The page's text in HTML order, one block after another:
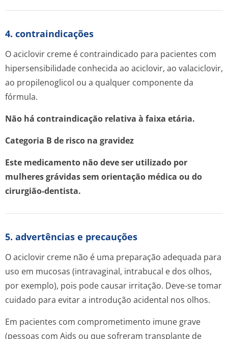
4. contraindicações
O aciclovir creme é contraindicado para pacientes com
hipersensibilidade conhecida ao aciclovir, ao valaciclovir,
ao propilenoglicol ou a qualquer componente da
fórmula.
Não há contraindicação relativa à faixa etária.
Categoria B de risco na gravidez
Este medicamento não deve ser utilizado por
mulheres grávidas sem orientação médica ou do
cirurgião-dentista.
5. advertências e precauções
O aciclovir creme não é uma preparação adequada para
uso em mucosas (intravaginal, intrabucal e dos olhos,
por exemplo), pois pode causar irritação. Deve-se tomar
cuidado para evitar a introdução acidental nos olhos.
Em pacientes com comprometimento imune grave
(pessoas com Aids ou que sofreram transplante de